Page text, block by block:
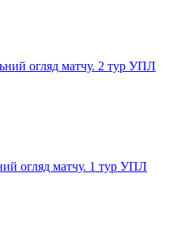
огляд матчу. 2 тур УПЛ
матчу. 1 тур УПЛ